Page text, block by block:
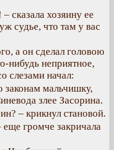
сказала хозяину ее
судье, что там у вас
а он сделал головою
нибудь неприятное,
слезами начал:
законам мальчишку,
злее Засорина.
– крикнул становой.
громче закричала